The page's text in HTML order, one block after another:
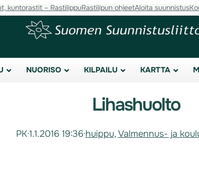
kuntorastit – RastilippuRastilipun ohjeetAloita suunnistus
NUORISO KILPAILU KARTTA
Lihashuolto
PK·1.1.2016 19:36·huippu, Valmennus- ja